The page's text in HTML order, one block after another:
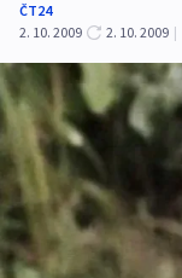
ČT24
2. 10. 2009
2. 10. 2009 |